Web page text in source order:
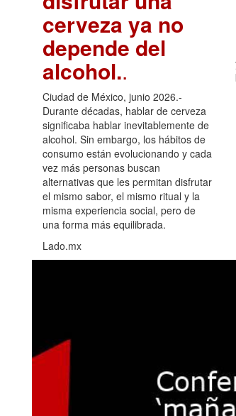
cerveza ya no
depende del
alcohol..
Ciudad de México, junio 2026.-
Durante décadas, hablar de cerveza
significaba hablar inevitablemente de
alcohol. Sin embargo, los hábitos de
consumo están evolucionando y cada
vez más personas buscan
alternativas que les permitan disfrutar
el mismo sabor, el mismo ritual y la
misma experiencia social, pero de
una forma más equilibrada.
Lado.mx